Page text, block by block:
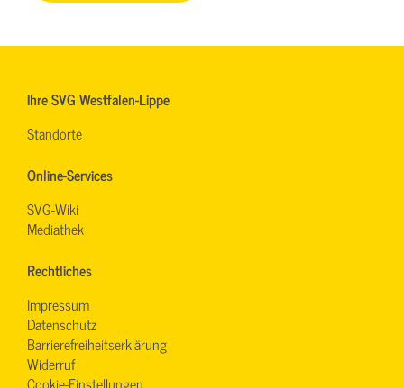
Ihre SVG Westfalen-Lippe
Standorte
Online-Services
SVG-Wiki
Mediathek
Rechtliches
Impressum
Datenschutz
Barrierefreiheitserklärung
Widerruf
Cookie-Einstellungen